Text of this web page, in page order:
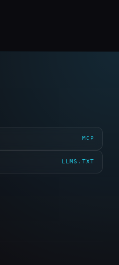
MCP
LLMS.TXT